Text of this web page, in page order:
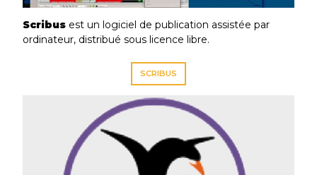
Scribus est un logiciel de publication assistée par
ordinateur, distribué sous licence libre.
SCRIBUS